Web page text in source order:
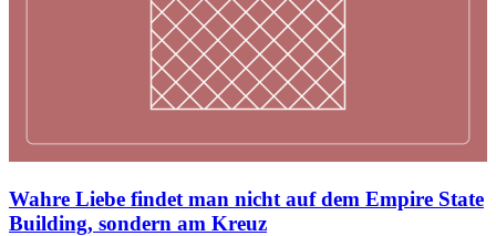
Wahre Liebe findet man nicht auf dem Empire State
Building, sondern am Kreuz